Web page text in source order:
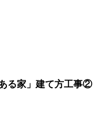
る家」建て方工事②